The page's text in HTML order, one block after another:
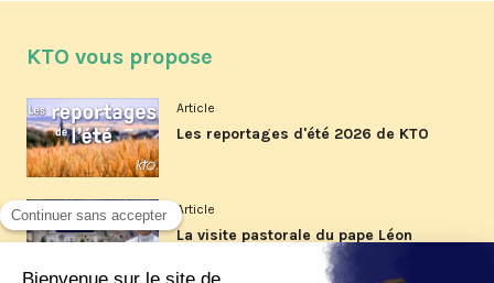
KTO vous propose
Article
Les reportages d'été 2026 de KTO
Article
La visite pastorale du pape Léon
XIV à Assise à suivre sur KTO le